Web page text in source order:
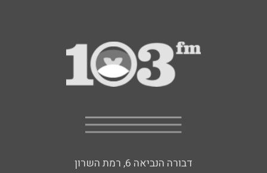
דבורה הנביאה 6, רמת השרון